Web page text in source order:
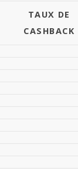
TAUX DE
CASHBACK